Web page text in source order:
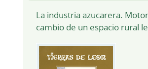
La industria azucarera.
cambio de un espacio rural